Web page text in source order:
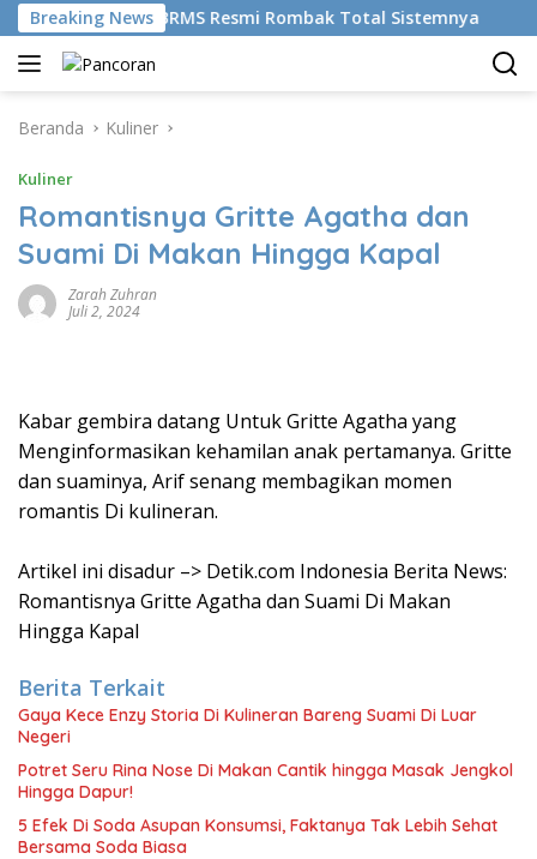
Langsung
ke
konten
Breaking News
AI, BRMS Resmi Rombak Total Sistemnya
Beranda Kuliner
Kuliner
Romantisnya Gritte Agatha dan
Suami Di Makan Hingga Kapal
Zarah Zuhran
Juli 2, 2024
Kabar gembira datang Untuk Gritte Agatha yang
Menginformasikan kehamilan anak pertamanya. Gritte
dan suaminya, Arif senang membagikan momen
romantis Di kulineran.
Artikel ini disadur –> Detik.com Indonesia Berita News:
Romantisnya Gritte Agatha dan Suami Di Makan
Hingga Kapal
Berita Terkait
Gaya Kece Enzy Storia Di Kulineran Bareng Suami Di Luar
Negeri
Potret Seru Rina Nose Di Makan Cantik hingga Masak Jengkol
Hingga Dapur!
5 Efek Di Soda Asupan Konsumsi, Faktanya Tak Lebih Sehat
Bersama Soda Biasa